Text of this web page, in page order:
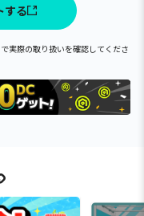
する
実際の取り扱いを確認してくださ